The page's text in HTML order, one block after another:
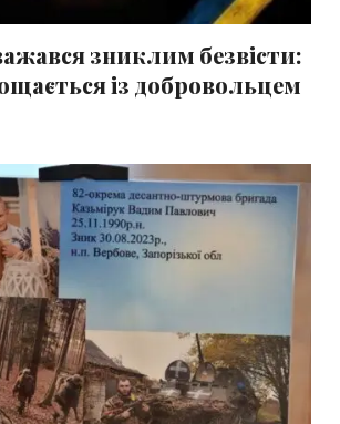
зниклим безвісти:
із добровольцем